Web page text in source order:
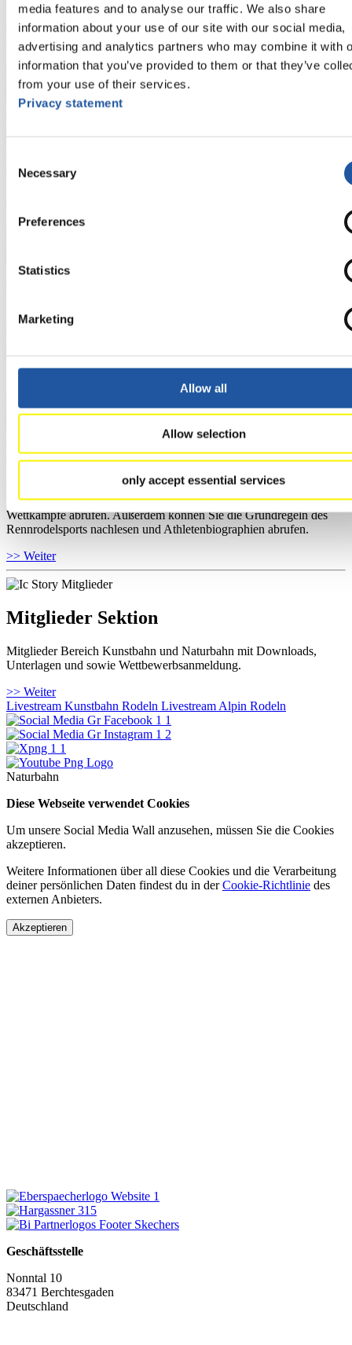
media features and to analyse our traffic. We also share
information about your use of our site with our social media,
advertising and analytics partners who may combine it with
information that you’ve provided to them or that they’ve
from your use of their services.
Privacy statement
Selection
Necessary
Preferences
Statistics
Marketing
Allow all
Allow selection
only accept essential services
und Fairplay nachlesen, auf Athletenbiographien zugreifen,
Ausschreibungen für Wettkämpfe herunterladen, sowie auf die
Mitgliedersektion zugreifen.
>> Weiter
Wettkämpfen, Anti-Doping und Fairplay einsehen, sich über
>> Weiter
Hier können Sie das aktuelle Regelwerk sowie Richtlinien zu
Ihre Athletenbiographie ansehen.
Für Fans
Hier können Sie sich über allgemeine Neuigkeiten informieren, den
Rennkalender sowie die Ergebnisse einsehen und Live-Streams der
Wettkämpfe abrufen. Außerdem können Sie die Grundregeln des
Rennrodelsports nachlesen und Athletenbiographien abrufen.
>> Weiter
Mitglieder Sektion
Mitglieder Bereich Kunstbahn und Naturbahn mit Downloads,
Unterlagen und sowie Wettbewerbsanmeldung.
>> Weiter
Livestream Kunstbahn Rodeln Livestream Alpin Rodeln
Naturbahn
Diese Webseite verwendet Cookies
Um unsere Social Media Wall anzusehen, müssen Sie die Cookies
akzeptieren.
Weitere Informationen über all diese Cookies und die Verarbeitung
deiner persönlichen Daten findest du in derCookie-Richtlinie des
externen Anbieters.
Akzeptieren
Geschäftsstelle
Nonntal 10
83471 Berchtesgaden
Deutschland